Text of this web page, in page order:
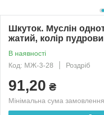
Шкуток. Муслін
жатий, колір
В наявності
Код: МЖ-3-28
Роздріб
91,20 ₴
Мінімальна сума